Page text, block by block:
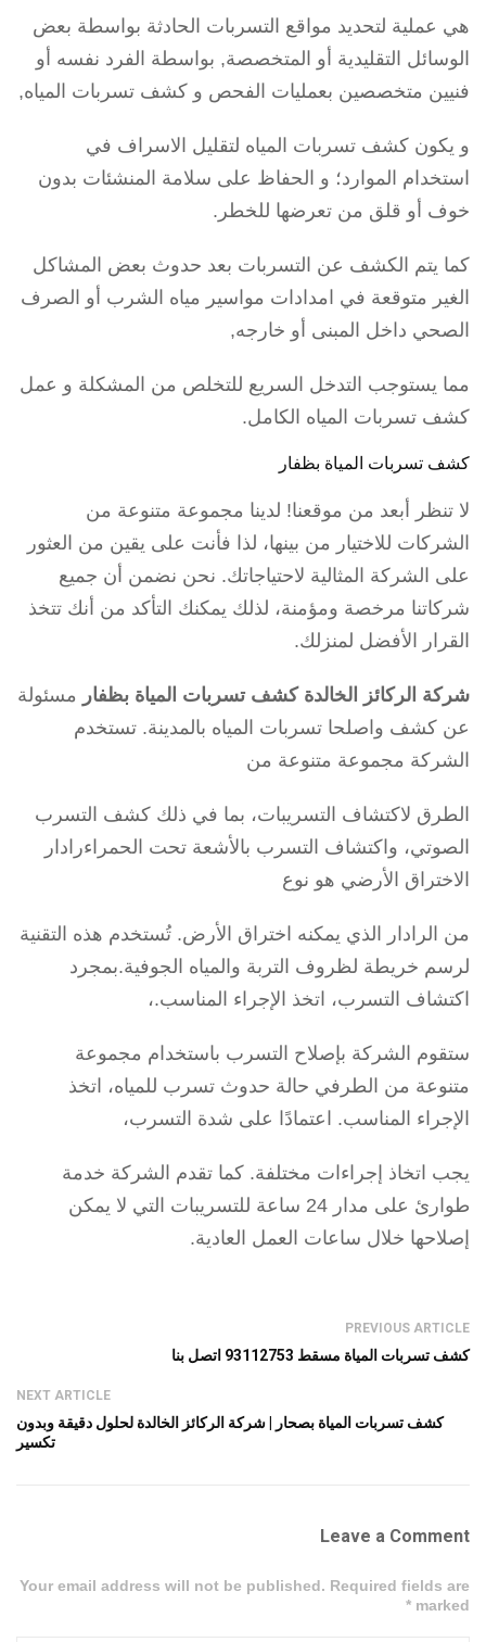
هي عملية لتحديد مواقع التسربات الحادثة بواسطة بعض
الوسائل التقليدية أو المتخصصة, بواسطة الفرد نفسه أو
فنيين متخصصين بعمليات الفحص و كشف تسربات المياه,
و يكون كشف تسربات المياه لتقليل الاسراف في
استخدام الموارد؛ و الحفاظ على سلامة المنشئات بدون
خوف أو قلق من تعرضها للخطر.
كما يتم الكشف عن التسربات بعد حدوث بعض المشاكل
الغير متوقعة في امدادات مواسير مياه الشرب أو الصرف
الصحي داخل المبنى أو خارجه,
مما يستوجب التدخل السريع للتخلص من المشكلة و عمل
كشف تسربات المياه الكامل.
كشف تسربات المياة بظفار
لا تنظر أبعد من موقعنا! لدينا مجموعة متنوعة من
الشركات للاختيار من بينها، لذا فأنت على يقين من العثور
على الشركة المثالية لاحتياجاتك. نحن نضمن أن جميع
شركاتنا مرخصة ومؤمنة، لذلك يمكنك التأكد من أنك تتخذ
القرار الأفضل لمنزلك.
شركة الركائز الخالدة كشف تسربات المياة بظفار مسئولة
عن كشف واصلحا تسربات المياه بالمدينة. تستخدم
الشركة مجموعة متنوعة من
الطرق لاكتشاف التسريبات، بما في ذلك كشف التسرب
الصوتي، واكتشاف التسرب بالأشعة تحت الحمراءرادار
الاختراق الأرضي هو نوع
من الرادار الذي يمكنه اختراق الأرض. تُستخدم هذه التقنية
لرسم خريطة لظروف التربة والمياه الجوفية.بمجرد
اكتشاف التسرب، اتخذ الإجراء المناسب.،
ستقوم الشركة بإصلاح التسرب باستخدام مجموعة
متنوعة من الطرفي حالة حدوث تسرب للمياه، اتخذ
الإجراء المناسب. اعتمادًا على شدة التسرب،
يجب اتخاذ إجراءات مختلفة. كما تقدم الشركة خدمة
طوارئ على مدار 24 ساعة للتسريبات التي لا يمكن
إصلاحها خلال ساعات العمل العادية.
PREVIOUS ARTICLE
كشف تسربات المياة مسقط 93112753 اتصل بنا
NEXT ARTICLE
كشف تسربات المياة بصحار | شركة الركائز الخالدة لحلول دقيقة وبدون
تكسير
Leave a Comment
Your email address will not be published. Required fields are
marked *